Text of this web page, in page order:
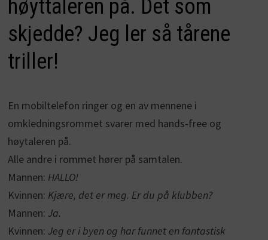
høyttaleren på. Det som
skjedde? Jeg ler så tårene
triller!
En mobiltelefon ringer og en av mennene i
omkledningsrommet svarer med hands-free og
høytaleren på.
Alle andre i rommet hører på samtalen.
Mannen: HALLO!
Kvinnen: Kjære, det er meg. Er du på klubben?
Mannen: Ja.
Kvinnen: Jeg er i byen og har funnet en fantastisk